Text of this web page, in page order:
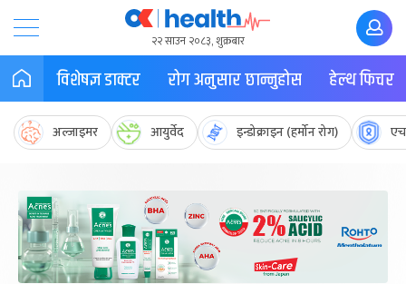
२२ साउन २०८३, शुक्रबार
विशेषज्ञ डाक्टर रोग अनुसार छान्नुहोस हेल्थ फिचर
अल्जाइमर आयुर्वेद इन्डोक्राइन (हर्मोन रोग)